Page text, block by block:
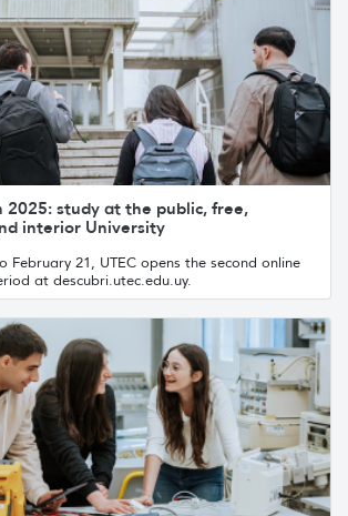
2025: study at the public, free,
interior University
February 21, UTEC opens the second online
at descubri.utec.edu.uy.